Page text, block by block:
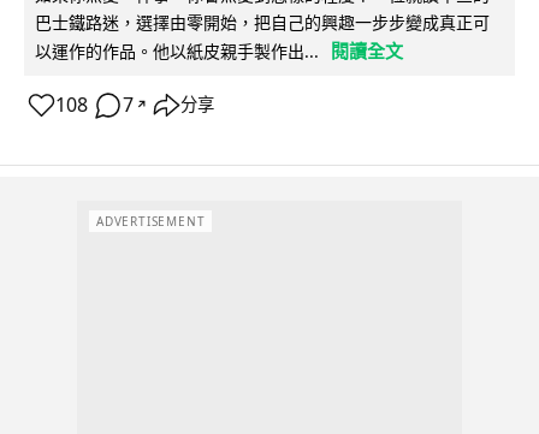
巴士鐵路迷，選擇由零開始，把自己的興趣一步步變成真正可
以運作的作品。他以紙皮親手製作出...
閱讀全文
108 7 ↗ 分享
ADVERTISEMENT